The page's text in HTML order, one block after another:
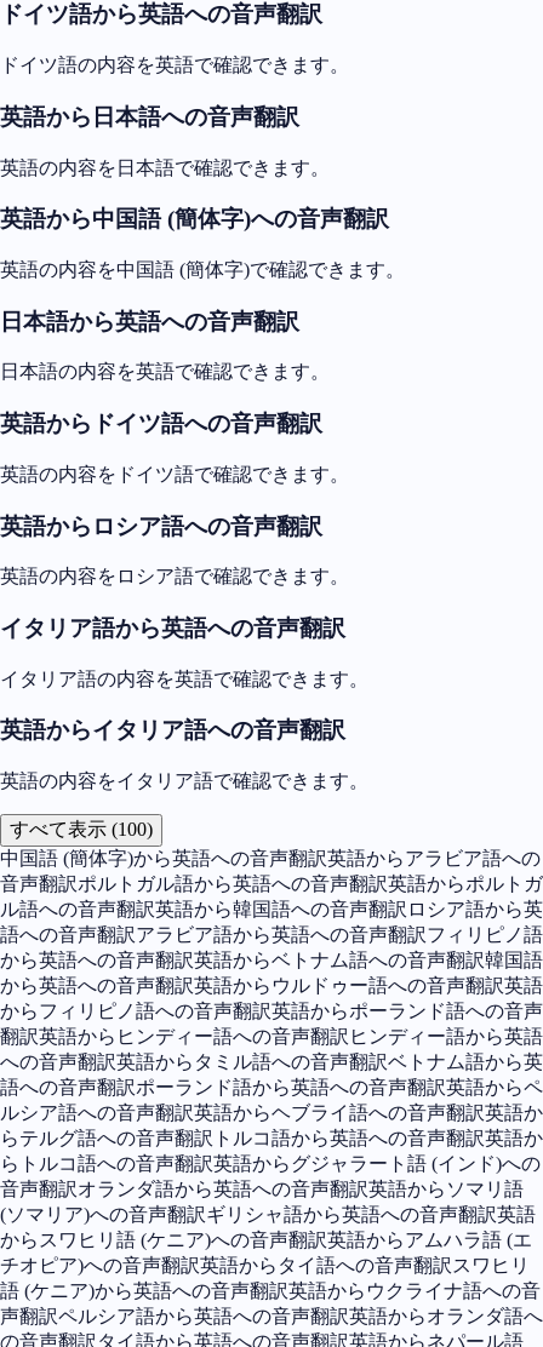
ドイツ語から英語への音声翻訳
ドイツ語の内容を英語で確認できます。
英語から日本語への音声翻訳
英語の内容を日本語で確認できます。
英語から中国語 (簡体字)への音声翻訳
英語の内容を中国語 (簡体字)で確認できます。
日本語から英語への音声翻訳
日本語の内容を英語で確認できます。
英語からドイツ語への音声翻訳
英語の内容をドイツ語で確認できます。
英語からロシア語への音声翻訳
英語の内容をロシア語で確認できます。
イタリア語から英語への音声翻訳
イタリア語の内容を英語で確認できます。
英語からイタリア語への音声翻訳
英語の内容をイタリア語で確認できます。
すべて表示 (100)
中国語 (簡体字)から英語への音声翻訳英語からアラビア語への
音声翻訳ポルトガル語から英語への音声翻訳英語からポルトガ
ル語への音声翻訳英語から韓国語への音声翻訳 ロシア語から英
語への音声翻訳アラビア語から英語への音声翻訳フィリピノ語
から英語への音声翻訳英語からベトナム語への音声翻訳韓国語
から英語への音声翻訳英語からウルドゥー語への音声翻訳英語
からフィリピノ語への音声翻訳英語からポーランド語への音声
翻訳英語からヒンディー語への音声翻訳 ヒンディー語から英語
への音声翻訳英語からタミル語への音声翻訳ベトナム語から英
語への音声翻訳ポーランド語から英語への音声翻訳英語からペ
ルシア語への音声翻訳英語からヘブライ語への音声翻訳英語か
らテルグ語への音声翻訳 トルコ語から英語への音声翻訳英語か
らトルコ語への音声翻訳英語からグジャラート語 (インド)への
音声翻訳オランダ語から英語への音声翻訳英語からソマリ語
(ソマリア)への音声翻訳ギリシャ語から英語への音声翻訳英語
からスワヒリ語 (ケニア)への音声翻訳英語からアムハラ語 (エ
チオピア)への音声翻訳英語からタイ語への音声翻訳 スワヒリ
語 (ケニア)から英語への音声翻訳英語からウクライナ語への音
声翻訳ペルシア語から英語への音声翻訳英語からオランダ語へ
の音声翻訳 タイ語から英語への音声翻訳英語からネパール語